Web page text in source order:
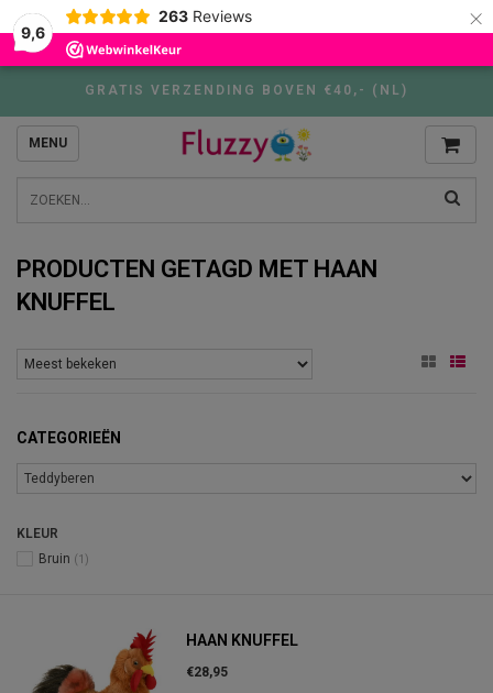
9,6
263 Reviews ×
GRATIS VERZENDING BOVEN €40,- (NL)
MENU
PRODUCTEN GETAGD MET HAAN
KNUFFEL
CATEGORIEËN
KLEUR
Bruin (1)
HAAN KNUFFEL
€28,95